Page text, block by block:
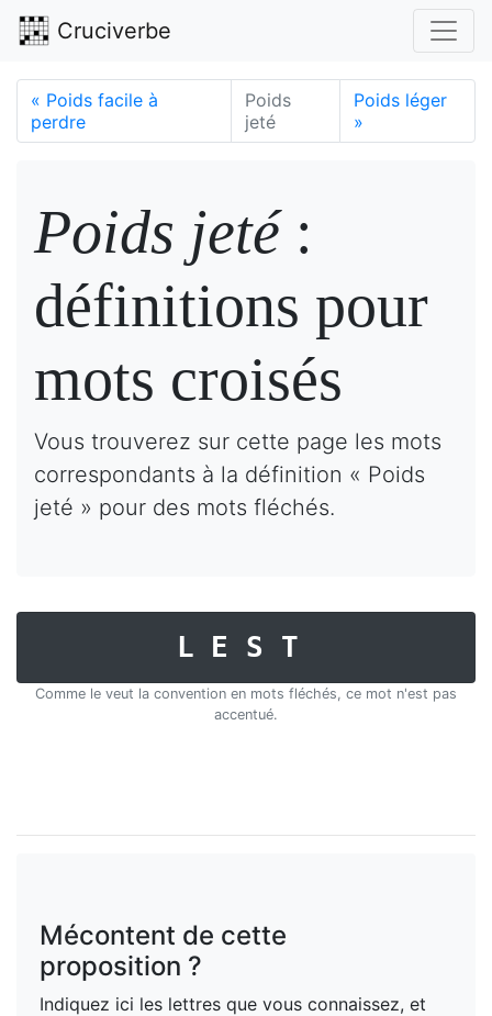
Cruciverbe
« Poids facile à
perdre
Poids
jeté
Poids léger
»
Poids jeté:
définitions pour
mots croisés
Vous trouverez sur cette page les mots
correspondants à la définition « Poids
jeté » pour des mots fléchés.
LEST
Comme le veut la convention en mots fléchés, ce mot n'est pas
accentué.
Mécontent de cette
proposition ?
Indiquez ici les lettres que vous connaissez, et